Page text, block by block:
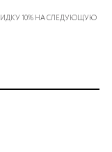
10% НА СЛЕДУЮЩУЮ